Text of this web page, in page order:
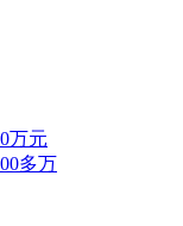
万元
多万